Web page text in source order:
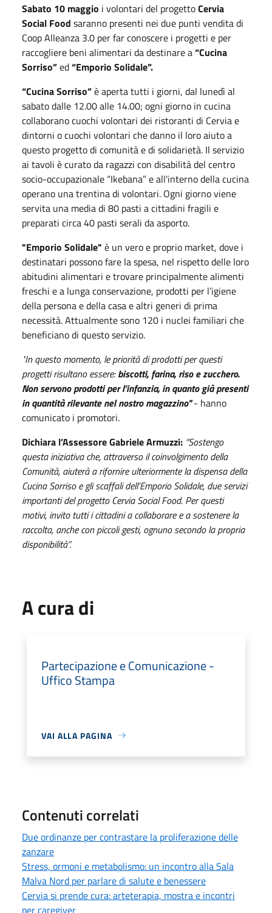
Sabato 10 maggio i volontari del progettoCervia
Social Food saranno presenti nei due punti vendita di
Coop Alleanza 3.0 per far conoscere i progetti e per
raccogliere beni alimentari da destinare a“Cucina
Sorriso”ed“Emporio Solidale”.
“Cucina Sorriso”è aperta tutti i giorni, dal lunedì al
sabato dalle 12.00 alle 14.00; ogni giorno in cucina
collaborano cuochi volontari dei ristoranti di Cervia e
dintorni o cuochi volontari che danno il loro aiuto a
questo progetto di comunità e di solidarietà. Il servizio
ai tavoli è curato da ragazzi con disabilità del centro
socio-occupazionale “Ikebana” e all'interno della cucina
operano una trentina di volontari. Ogni giorno viene
servita una media di 80 pasti a cittadini fragili e
preparati circa 40 pasti serali da asporto.
"Emporio Solidale" è un vero e proprio market, dove i
destinatari possono fare la spesa, nel rispetto delle loro
abitudini alimentari e trovare principalmente alimenti
freschi e a lunga conservazione, prodotti per l’igiene
della persona e della casa e altri generi di prima
necessità. Attualmente sono 120 i nuclei familiari che
beneficiano di questo servizio.
"In questo momento, le priorità di prodotti per questi
progetti risultano essere:biscotti, farina, riso e zucchero.
Non servono prodotti per l’infanzia, in quanto già presenti
in quantità rilevante nel nostro magazzino"- hanno
comunicato i promotori.
Dichiara l’Assessore Gabriele Armuzzi: “Sostengo
questa iniziativa che, attraverso il coinvolgimento della
Comunità, aiuterà a rifornire ulteriormente la dispensa della
Cucina Sorriso e gli scaffali dell’Emporio Solidale, due servizi
importanti del progetto Cervia Social Food. Per questi
motivi, invito tutti i cittadini a collaborare e a sostenere la
raccolta, anche con piccoli gesti, ognuno secondo la propria
disponibilità”.
A cura di
Partecipazione e Comunicazione -
Uffico Stampa
VAI ALLA PAGINA
Contenuti correlati
Due ordinanze per contrastare la proliferazione delle
zanzare
Stress, ormoni e metabolismo: un incontro alla Sala
Malva Nord per parlare di salute e benessere
Cervia si prende cura: arteterapia, mostra e incontri
per caregiver